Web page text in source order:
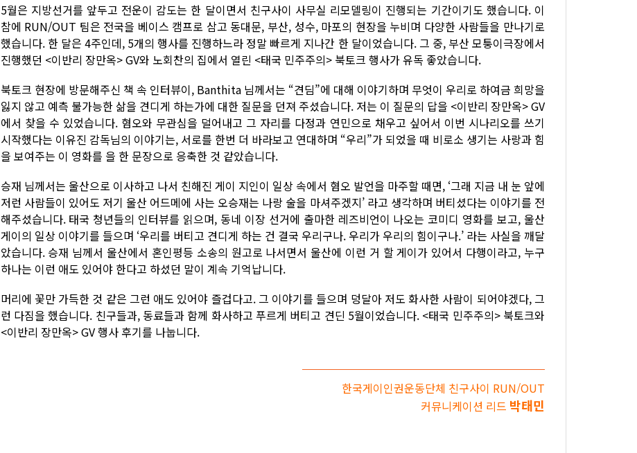
5월은 지방선거를 앞두고 전운이 감도는 한 달이면서 친구사이 사무실 리모델링이 진행되는 기간이기도 했습니다. 이
참에 RUN/OUT 팀은 전국을 베이스 캠프로 삼고 동대문, 부산, 성수, 마포의 현장을 누비며 다양한 사람들을 만나기로
했습니다. 한 달은 4주인데, 5개의 행사를 진행하느라 정말 빠르게 지나간 한 달이었습니다. 그 중, 부산 모퉁이극장에서
진행했던 <이반리 장만옥> GV와 노회찬의 집에서 열린 <태국 민주주의> 북토크 행사가 유독 좋았습니다.
북토크 현장에 방문해주신 책 속 인터뷰이, Banthita 님께서는 “견딤”에 대해 이야기하며 무엇이 우리로 하여금 희망을
잃지 않고 예측 불가능한 삶을 견디게 하는가에 대한 질문을 던져 주셨습니다. 저는 이 질문의 답을 <이반리 장만옥> GV
에서 찾을 수 있었습니다. 혐오와 무관심을 덜어내고 그 자리를 다정과 연민으로 채우고 싶어서 이번 시나리오를 쓰기
시작했다는 이유진 감독님의 이야기는, 서로를 한번 더 바라보고 연대하며 “우리”가 되었을 때 비로소 생기는 사랑과 힘
을 보여주는 이 영화를 을 한 문장으로 응축한 것 같았습니다.
승재 님께서는 울산으로 이사하고 나서 친해진 게이 지인이 일상 속에서 혐오 발언을 마주할 때면, ‘그래 지금 내 눈 앞에
저런 사람들이 있어도 저기 울산 어드메에 사는 오승재는 나랑 술을 마셔주겠지’ 라고 생각하며 버티셨다는 이야기를 전
해주셨습니다. 태국 청년들의 인터뷰를 읽으며, 동네 이장 선거에 출마한 레즈비언이 나오는 코미디 영화를 보고, 울산
게이의 일상 이야기를 들으며 ‘우리를 버티고 견디게 하는 건 결국 우리구나. 우리가 우리의 힘이구나.’ 라는 사실을 깨달
았습니다. 승재 님께서 울산에서 혼인평등 소송의 원고로 나서면서 울산에 이런 거 할 게이가 있어서 다행이라고, 누구
하나는 이런 애도 있어야 한다고 하셨던 말이 계속 기억납니다.
머리에 꽃만 가득한 것 같은 그런 애도 있어야 즐겁다고. 그 이야기를 들으며 덩달아 저도 화사한 사람이 되어야겠다, 그
런 다짐을 했습니다. 친구들과, 동료들과 함께 화사하고 푸르게 버티고 견딘 5월이었습니다. <태국 민주주의> 북토크와
<이반리 장만옥> GV 행사 후기를 나눕니다.
한국게이인권운동단체 친구사이 RUN/OUT
커뮤니케이션 리드 박태민